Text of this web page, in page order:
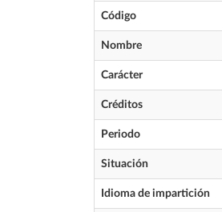
Código
Nombre
Carácter
Créditos
Periodo
Situación
Idioma de impartición